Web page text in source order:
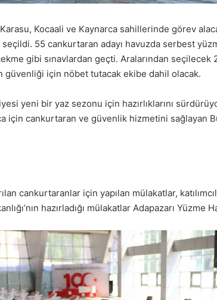
Kocaali ve Kaynarca sahillerinde görev
55 cankurtaran adayı havuzda serbest
gibi sınavlardan geçti. Aralarından seçilecek
güvenliği için nöbet tutacak ekibe dahil olacak.
yeni bir yaz sezonu için hazırlıklarını
için cankurtaran ve güvenlik hizmetini sağlayan
cankurtaranlar için yapılan mülakatlar,
hazırladığı mülakatlar Adapazarı Yüzme